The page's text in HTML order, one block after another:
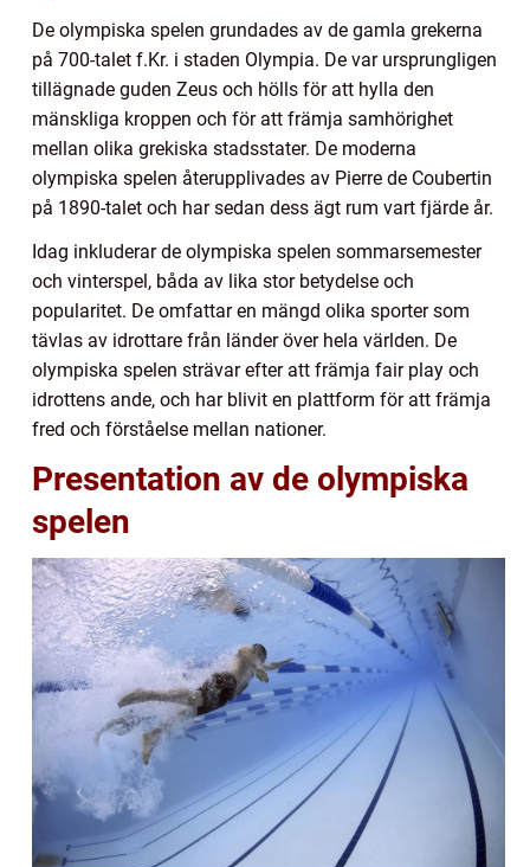
De olympiska spelen grundades av de gamla grekerna
på 700-talet f.Kr. i staden Olympia. De var ursprungligen
tillägnade guden Zeus och hölls för att hylla den
mänskliga kroppen och för att främja samhörighet
mellan olika grekiska stadsstater. De moderna
olympiska spelen återupplivades av Pierre de Coubertin
på 1890-talet och har sedan dess ägt rum vart fjärde år.
Idag inkluderar de olympiska spelen sommarsemester
och vinterspel, båda av lika stor betydelse och
popularitet. De omfattar en mängd olika sporter som
tävlas av idrottare från länder över hela världen. De
olympiska spelen strävar efter att främja fair play och
idrottens ande, och har blivit en plattform för att främja
fred och förståelse mellan nationer.
Presentation av de olympiska
spelen